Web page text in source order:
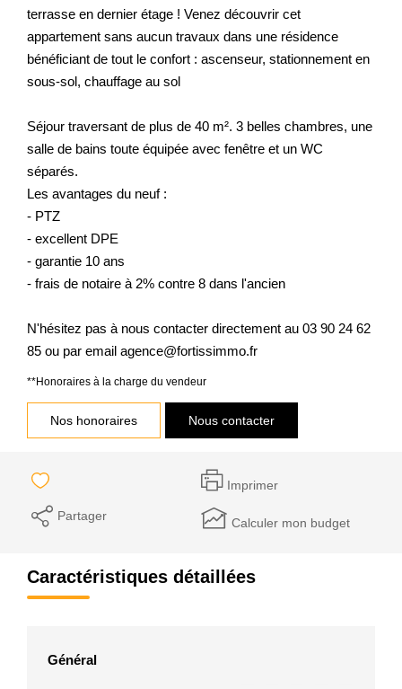
terrasse en dernier étage ! Venez découvrir cet
appartement sans aucun travaux dans une résidence
bénéficiant de tout le confort : ascenseur, stationnement en
sous-sol, chauffage au sol
Séjour traversant de plus de 40 m². 3 belles chambres, une
salle de bains toute équipée avec fenêtre et un WC
séparés.
Les avantages du neuf :
- PTZ
- excellent DPE
- garantie 10 ans
- frais de notaire à 2% contre 8 dans l'ancien
N'hésitez pas à nous contacter directement au 03 90 24 62
85 ou par email agence@fortissimmo.fr
**Honoraires à la charge du vendeur
Nos honoraires Nous contacter
Imprimer
Partager Calculer mon budget
Caractéristiques détaillées
Général